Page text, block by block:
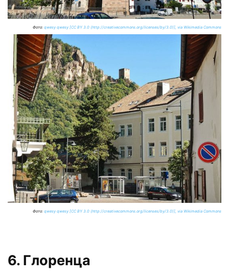
Фото: qwesy qwesy [CC BY 3.0 (http://creativecommons.org/licenses/by/3.0)], via Wikimedia Commons
Фото: qwesy qwesy [CC BY 3.0 (http://creativecommons.org/licenses/by/3.0)], via Wikimedia Commons
6. Глоренца